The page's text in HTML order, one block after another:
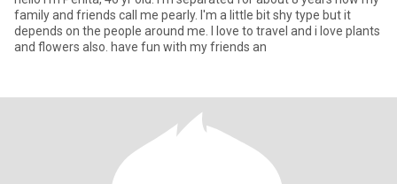
family and friends call me pearly. I'm a little bit shy type but it
depends on the people around me. I love to travel and i love plants
and flowers also. have fun with my friends an